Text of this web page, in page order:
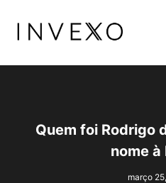
para
Conteúdo
Quem foi Rodrigo
nome à
março